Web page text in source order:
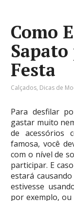
Como
Festa
Calçados, Dicas de
Para desfilar
gastar muito
de acessórios
famosa, você
com o nível de
participar. E
estará
estivesse
por exemplo, ou